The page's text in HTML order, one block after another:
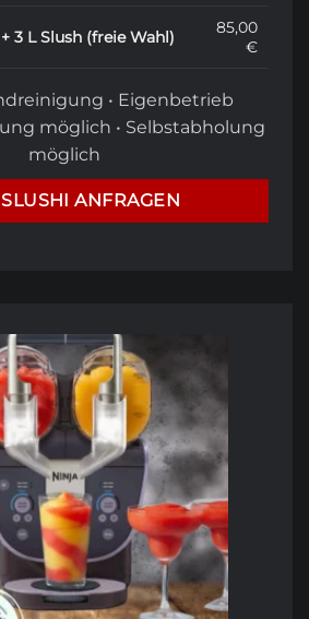
3 L Slush (freie Wahl)
85,00
€
• Eigenbetrieb
möglich • Selbstabholung
möglich
ANFRAGEN